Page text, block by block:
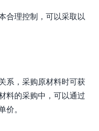
合理控制，可以采取以
系，采购原材料时可获
料的采购中，可以通过
价。